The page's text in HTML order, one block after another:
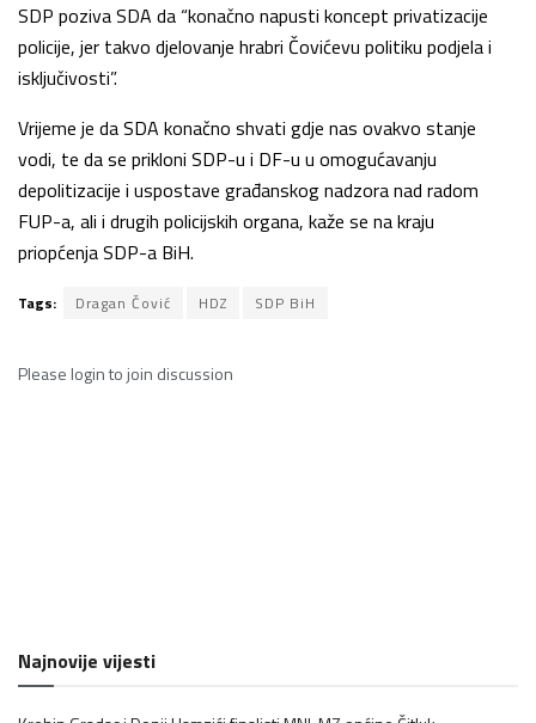
SDP poziva SDA da “konačno napusti koncept privatizacije
policije, jer takvo djelovanje hrabri Čovićevu politiku podjela i
isključivosti”.
Vrijeme je da SDA konačno shvati gdje nas ovakvo stanje
vodi, te da se prikloni SDP-u i DF-u u omogućavanju
depolitizacije i uspostave građanskog nadzora nad radom
FUP-a, ali i drugih policijskih organa, kaže se na kraju
priopćenja SDP-a BiH.
Tags: Dragan Čović HDZ SDP BiH
Please loginto join discussion
Najnovije vijesti